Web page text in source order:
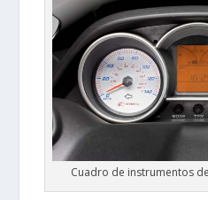
Cuadro de instrumentos